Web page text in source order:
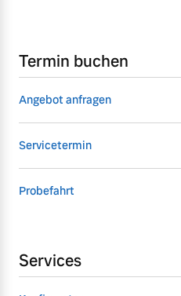
Termin buchen
Angebot anfragen
Servicetermin
Probefahrt
Services